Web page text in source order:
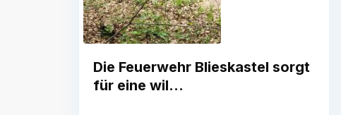
Die Feuerwehr Blieskastel sorgt
für eine wil...